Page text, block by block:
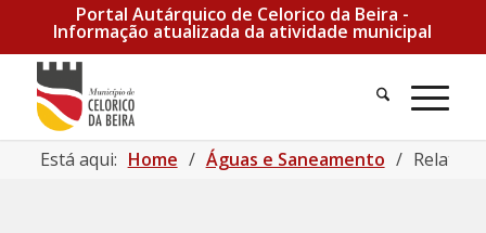
Portal Autárquico de Celorico da Beira -
Informação atualizada da atividade municipal
Pesquisa
Está aqui: Home / Águas e Saneamento /